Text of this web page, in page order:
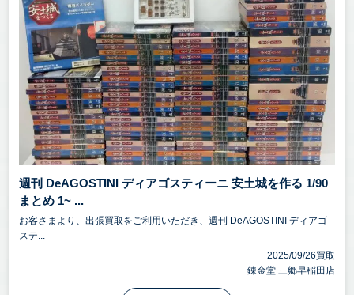
週刊 DeAGOSTINI ディアゴスティーニ 安土城を作る 1/90
まとめ 1~ ...
お客さまより、出張買取をご利用いただき、週刊 DeAGOSTINI ディアゴ
ステ...
2025/09/26買取
錬金堂 三郷早稲田店